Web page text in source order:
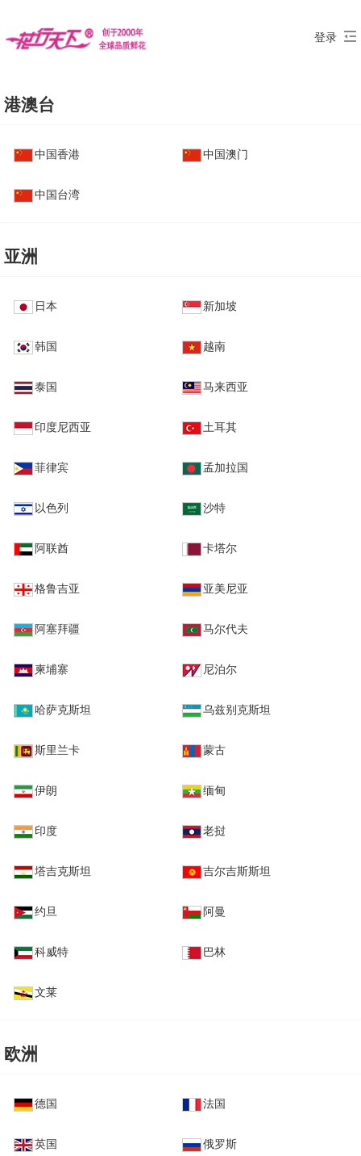
登录
港澳台
中国香港 中国澳门
中国台湾
亚洲
日本 新加坡
韩国 越南
泰国 马来西亚
印度尼西亚 土耳其
菲律宾 孟加拉国
以色列 沙特
阿联酋 卡塔尔
格鲁吉亚 亚美尼亚
阿塞拜疆 马尔代夫
柬埔寨 尼泊尔
哈萨克斯坦 乌兹别克斯坦
斯里兰卡 蒙古
伊朗 缅甸
印度 老挝
塔吉克斯坦 吉尔吉斯斯坦
约旦 阿曼
科威特 巴林
文莱
欧洲
德国 法国
英国 俄罗斯